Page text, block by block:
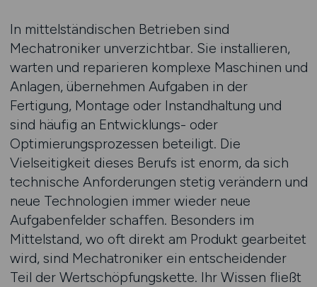
In mittelständischen Betrieben sind
Mechatroniker unverzichtbar. Sie installieren,
warten und reparieren komplexe Maschinen und
Anlagen, übernehmen Aufgaben in der
Fertigung, Montage oder Instandhaltung und
sind häufig an Entwicklungs- oder
Optimierungsprozessen beteiligt. Die
Vielseitigkeit dieses Berufs ist enorm, da sich
technische Anforderungen stetig verändern und
neue Technologien immer wieder neue
Aufgabenfelder schaffen. Besonders im
Mittelstand, wo oft direkt am Produkt gearbeitet
wird, sind Mechatroniker ein entscheidender
Teil der Wertschöpfungskette. Ihr Wissen fließt